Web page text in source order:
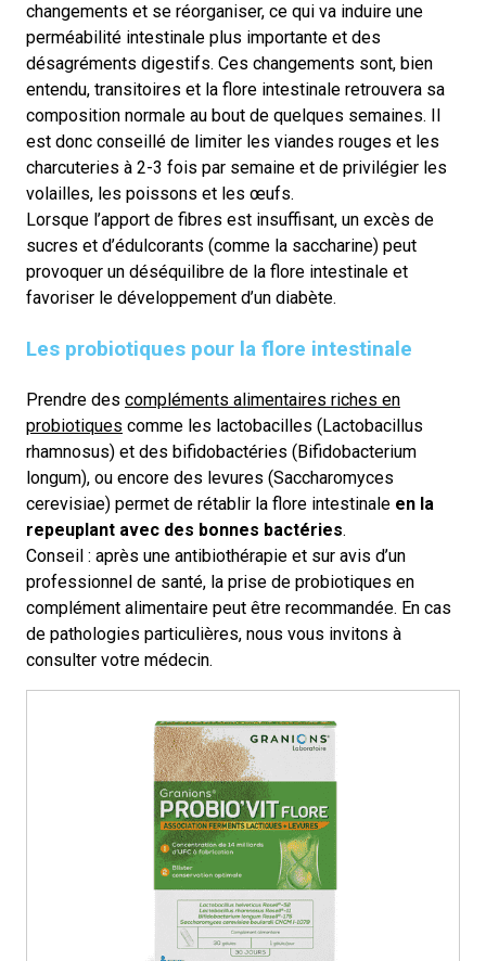
changements et se réorganiser, ce qui va induire une
perméabilité intestinale plus importante et des
désagréments digestifs. Ces changements sont, bien
entendu, transitoires et la flore intestinale retrouvera sa
composition normale au bout de quelques semaines. Il
est donc conseillé de limiter les viandes rouges et les
charcuteries à 2-3 fois par semaine et de privilégier les
volailles, les poissons et les œufs.
Lorsque l’apport de fibres est insuffisant, un excès de
sucres et d’édulcorants (comme la saccharine) peut
provoquer un déséquilibre de la flore intestinale et
favoriser le développement d’un diabète.
Les probiotiques pour la flore intestinale
Prendre des compléments alimentaires riches en
probiotiques comme les lactobacilles (Lactobacillus
rhamnosus) et des bifidobactéries (Bifidobacterium
longum), ou encore des levures (Saccharomyces
cerevisiae) permet de rétablir la flore intestinale en la
repeuplant avec des bonnes bactéries.
Conseil : après une antibiothérapie et sur avis d’un
professionnel de santé, la prise de probiotiques en
complément alimentaire peut être recommandée. En cas
de pathologies particulières, nous vous invitons à
consulter votre médecin.